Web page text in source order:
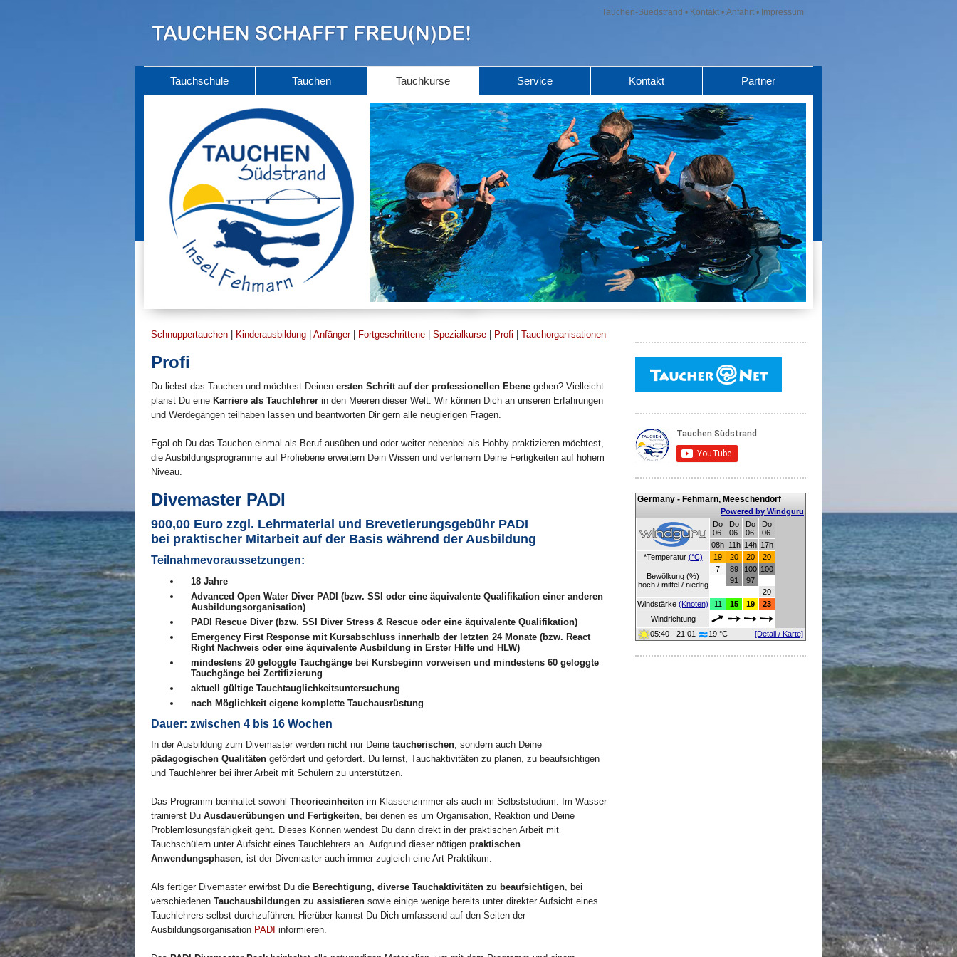
Tauchen-Suedstrand • Kontakt • Anfahrt • Impressum
Tauchschule Tauchen Tauchkurse Service Kontakt Partner
Schnuppertauchen Kinderausbildung Anfänger| Fortgeschrittene Spezialkurse Profi Tauchorganisationen
Profi
Du liebst das Tauchen und möchtest Deinen ersten Schritt auf der professionellen Ebene gehen? Vielleicht
planst Du eine Karriere als Tauchlehrer in den Meeren dieser Welt. Wir können Dich an unseren Erfahrungen
und Werdegängen teilhaben lassen und beantworten Dir gern alle neugierigen Fragen.
Egal ob Du das Tauchen einmal als Beruf ausüben und oder weiter nebenbei als Hobby praktizieren möchtest,
die Ausbildungsprogramme auf Profiebene erweitern Dein Wissen und verfeinern Deine Fertigkeiten auf hohem
Niveau.
Divemaster PADI
900,00 Euro zzgl. Lehrmaterial und Brevetierungsgebühr PADI
bei praktischer Mitarbeit auf der Basis während der Ausbildung
Teilnahmevoraussetzungen:
18 Jahre
Advanced Open Water Diver PADI (bzw. SSI oder eine äquivalente Qualifikation einer anderen
Ausbildungsorganisation)
PADI Rescue Diver (bzw. SSI Diver Stress & Rescue oder eine äquivalente Qualifikation)
Emergency First Response mit Kursabschluss innerhalb der letzten 24 Monate (bzw. React
Right Nachweis oder eine äquivalente Ausbildung in Erster Hilfe und HLW)
mindestens 20 geloggte Tauchgänge bei Kursbeginn vorweisen und mindestens 60 geloggte
Tauchgänge bei Zertifizierung
aktuell gültige Tauchtauglichkeitsuntersuchung
nach Möglichkeit eigene komplette Tauchausrüstung
Dauer: zwischen 4 bis 16 Wochen
In der Ausbildung zum Divemaster werden nicht nur Deine taucherischen, sondern auch Deine
pädagogischen Qualitäten gefördert und gefordert. Du lernst, Tauchaktivitäten zu planen, zu beaufsichtigen
und Tauchlehrer bei ihrer Arbeit mit Schülern zu unterstützen.
Das Programm beinhaltet sowohl Theorieeinheiten im Klassenzimmer als auch im Selbststudium. Im Wasser
trainierst Du Ausdauerübungen und Fertigkeiten, bei denen es um Organisation, Reaktion und Deine
Problemlösungsfähigkeit geht. Dieses Können wendest Du dann direkt in der praktischen Arbeit mit
Tauchschülern unter Aufsicht eines Tauchlehrers an. Aufgrund dieser nötigen praktischen
Anwendungsphasen, ist der Divemaster auch immer zugleich eine Art Praktikum.
Als fertiger Divemaster erwirbst Du die Berechtigung, diverse Tauchaktivitäten zu beaufsichtigen, bei
verschiedenen Tauchausbildungen zu assistieren sowie einige wenige bereits unter direkter Aufsicht eines
Tauchlehrers selbst durchzuführen. Hierüber kannst Du Dich umfassend auf den Seiten der
Ausbildungsorganisation PADI informieren.
Germany - Fehmarn, Meeschendorf
Powered by Windguru
Do
06.
Do
06.
Do
06.
Do
06.
08h 11h 14h 17h
*Temperatur (°C) 19 20 20 20
Bewölkung (%)
hoch / mittel / niedrig
7
89
91
100
97
100
20
Windstärke (Knoten) 11 15 19
23
Windrichtung
05:40 - 21:01
19 °C [Detail / Karte]